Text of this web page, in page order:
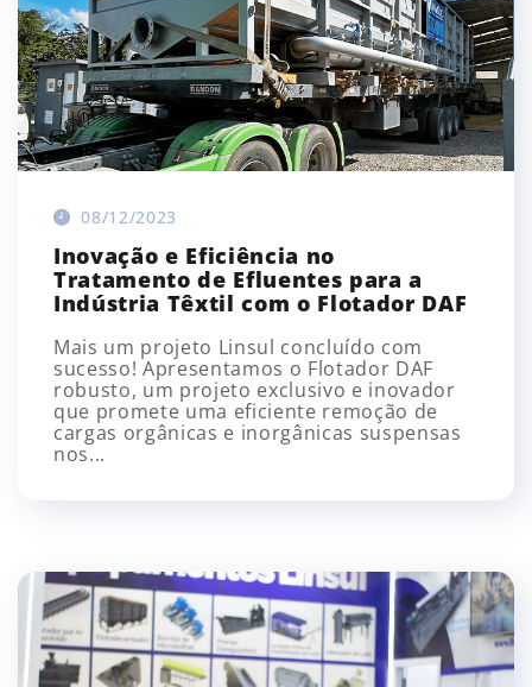
08/12/2023
Inovação e Eficiência no
Tratamento de Efluentes para a
Indústria Têxtil com o Flotador DAF
Mais um projeto Linsul concluído com
sucesso! Apresentamos o Flotador DAF
robusto, um projeto exclusivo e inovador
que promete uma eficiente remoção de
cargas orgânicas e inorgânicas suspensas
nos...